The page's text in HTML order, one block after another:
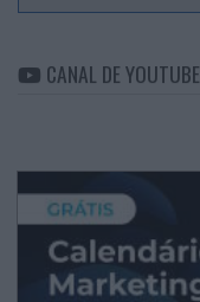
CANAL DE YOUTUBE